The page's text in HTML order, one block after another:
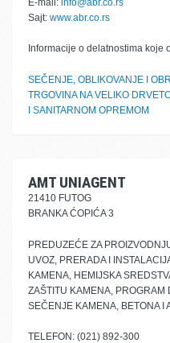
E-mail: info@abr.co.rs
Sajt: www.abr.co.rs
Informacije o delatnostima koje
SEČENJE, OBLIKOVANJE I
TRGOVINA NA VELIKO
I SANITARNOM OPREMOM
AMT UNIAGENT
21410 FUTOG
BRANKA ĆOPIĆA 3
PREDUZEĆE ZA
UVOZ, PRERADA I
KAMENA, HEMIJSKA
ZAŠTITU KAMENA, PROGRAM
SEČENJE KAMENA, BETONA I
TELEFON: (021) 892-300